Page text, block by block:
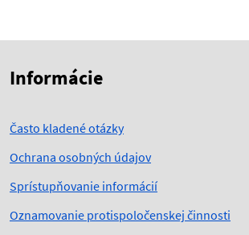
Informácie
Často kladené otázky
Ochrana osobných údajov
Sprístupňovanie informácií
Oznamovanie protispoločenskej činnosti